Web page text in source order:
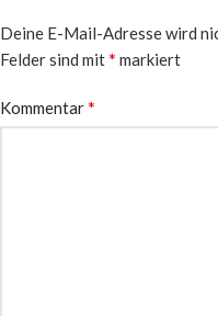
Deine E-Mail-Adresse wird
Felder sind mit* markiert
Kommentar*